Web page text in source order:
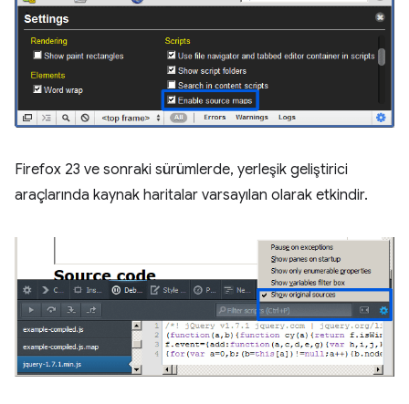
Firefox 23 ve sonraki sürümlerde, yerleşik geliştirici
araçlarında kaynak haritalar varsayılan olarak etkindir.